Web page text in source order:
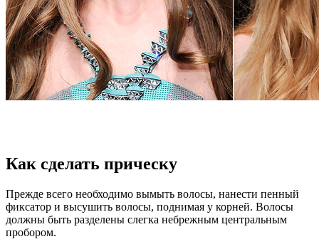
Как сделать прическу
Прежде всего необходимо вымыть волосы, нанести пенный
фиксатор и высушить волосы, поднимая у корней. Волосы
должны быть разделены слегка небрежным центральным
пробором.